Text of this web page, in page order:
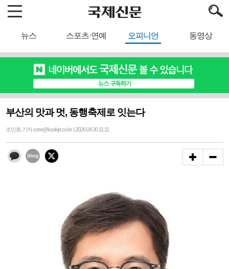
뉴스 스포츠·연예 오피니언 동영상
부산의 맛과 멋, 동행축제로 잇는다
조민희 기자 core@kookje.co.kr | 2026.04.30 11:11